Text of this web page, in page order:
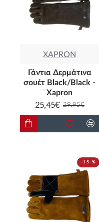
XAPRON
Γάντια Δερμάτινα
σουέτ Black/Black -
Xapron
25,45€ 29,95€
-15 %